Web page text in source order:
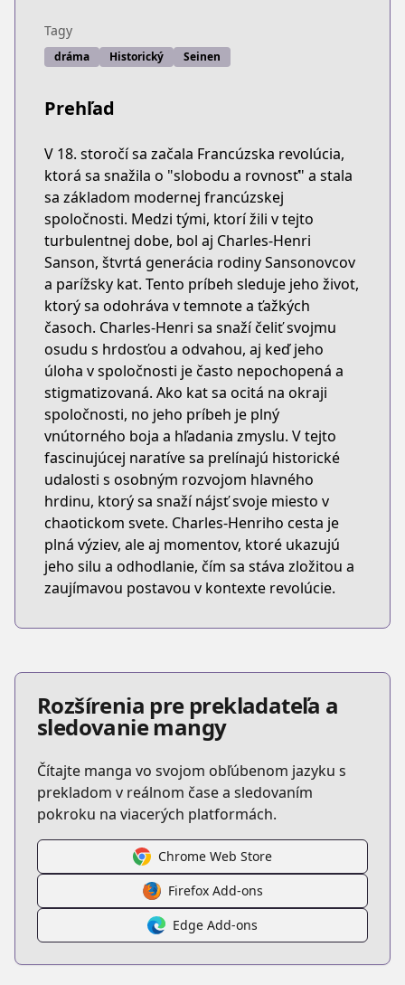
Tagy
dráma Historický Seinen
Prehľad
V 18. storočí sa začala Francúzska revolúcia,
ktorá sa snažila o "slobodu a rovnosť" a stala
sa základom modernej francúzskej
spoločnosti. Medzi tými, ktorí žili v tejto
turbulentnej dobe, bol aj Charles-Henri
Sanson, štvrtá generácia rodiny Sansonovcov
a parížsky kat. Tento príbeh sleduje jeho život,
ktorý sa odohráva v temnote a ťažkých
časoch. Charles-Henri sa snaží čeliť svojmu
osudu s hrdosťou a odvahou, aj keď jeho
úloha v spoločnosti je často nepochopená a
stigmatizovaná. Ako kat sa ocitá na okraji
spoločnosti, no jeho príbeh je plný
vnútorného boja a hľadania zmyslu. V tejto
fascinujúcej naratíve sa prelínajú historické
udalosti s osobným rozvojom hlavného
hrdinu, ktorý sa snaží nájsť svoje miesto v
chaotickom svete. Charles-Henriho cesta je
plná výziev, ale aj momentov, ktoré ukazujú
jeho silu a odhodlanie, čím sa stáva zložitou a
zaujímavou postavou v kontexte revolúcie.
Rozšírenia pre prekladateľa a
sledovanie mangy
Čítajte manga vo svojom obľúbenom jazyku s
prekladom v reálnom čase a sledovaním
pokroku na viacerých platformách.
Chrome Web Store
Firefox Add-ons
Edge Add-ons